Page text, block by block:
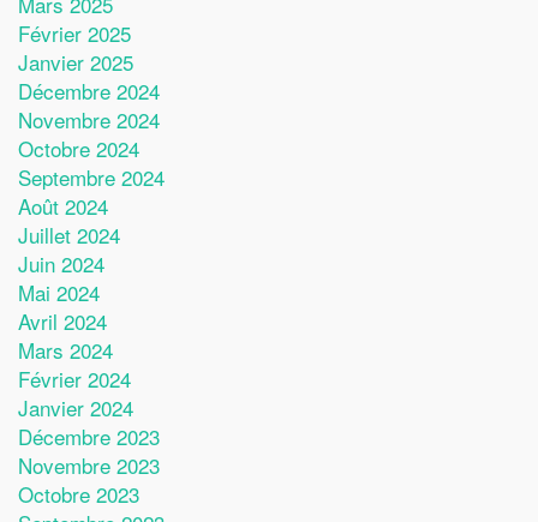
Février 2025
Janvier 2025
Décembre 2024
Novembre 2024
Octobre 2024
Septembre 2024
Août 2024
Juillet 2024
Juin 2024
Mai 2024
Avril 2024
Mars 2024
Février 2024
Janvier 2024
Décembre 2023
Novembre 2023
Octobre 2023